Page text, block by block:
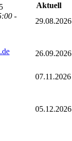
-
Aktuell
29.08.2026
26.09.2026
07.11.2026
05.12.2026